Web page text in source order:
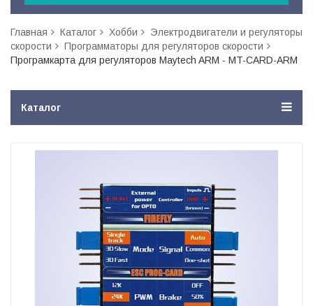
Главная Каталог Хобби
Электродвигатели и регуляторы
скорости
Программаторы для регуляторов скорости
Програмкарта для регуляторов Maytech ARM - MT-CARD-ARM
Каталог